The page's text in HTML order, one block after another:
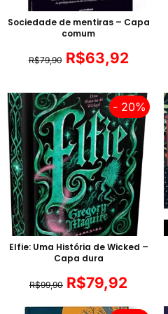
Sociedade de mentiras – Capa
comum
R$79,90 R$63,92
- 20%
Elfie: Uma História de Wicked –
Capa dura
R$99,90 R$79,92